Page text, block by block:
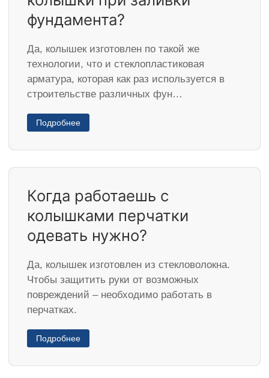
фундамента?
Да, колышек изготовлен по такой же
технологии, что и стеклопластиковая
арматура, которая как раз используется в
строительстве различных фун…
Подробнее
Когда работаешь с
колышками перчатки
одевать нужно?
Да, колышек изготовлен из стекловолокна.
Чтобы защитить руки от возможных
повреждений – необходимо работать в
перчатках.
Подробнее